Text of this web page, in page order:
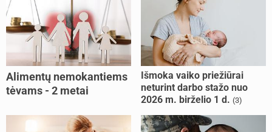
Alimentų nemokantiems
tėvams - 2 metai
Išmoka vaiko priežiūrai
neturint darbo stažo nuo
2026 m. birželio 1 d. (3)